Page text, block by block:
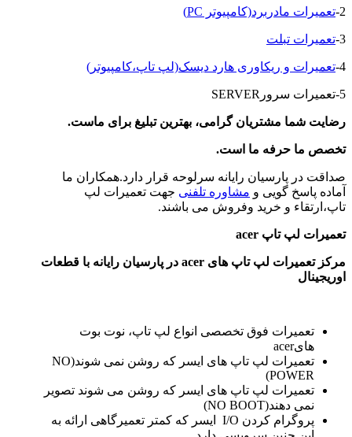
2- تعمیرات مادربرد(کامپیوتر PC)
3- تعمیرات تبلت
4- تعمیرات و ریکاوری هارد دیسک(لپ تاپ،کامپیوتر)
5-تعمیرات سرورSERVER
رضایت شما مشتریان گرامی، بهترین تبلیغ برای ماست.
تخصص ما حرفه ما است.
صداقت در پارسیان رایانه سرلوحه قرار دارد.همکاران ما
آماده پاسخ گویی و مشاوره تلفنی جهت تعمیرات لپ
تاپ،ارتقاء و خرید وفروش می باشند.
تعمیرات لپ تاپ
مرکز تعمیرات لپ تاپ های
acer در پارسیان رایانه با قطعات
اوریجینال
تعمیرات فوق تخصصی انواع لپ تاپ، نوت بوت
هایacer
تعمیرات لپ تاپ های ایسر که روشن نمی شوند(NO
POWER)
تعمیرات لپ تاپ های ایسر که روشن می شوند تصویر
نمی دهند(NO BOOT)
پروگرام کردن I/O ایسر که کمتر تعمیرگاهی ارائه به